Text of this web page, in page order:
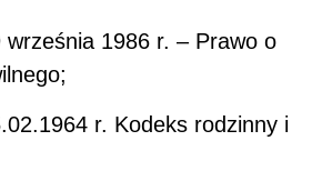
września 1986 r. – Prawo o
r. Kodeks rodzinny i